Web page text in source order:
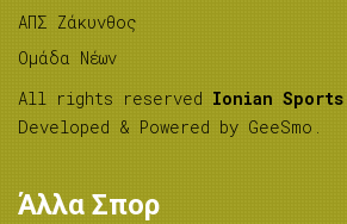
ΑΠΣ Ζάκυνθος
Ομάδα Νέων
All rights reserved Ionian Sports
Developed & Powered by GeeSmo .
Άλλα Σπορ